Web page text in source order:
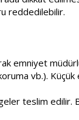
reddedilebilir.
emniyet
vb.). Küçük
teslim edilir.